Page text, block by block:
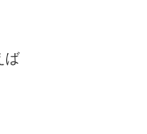
ば